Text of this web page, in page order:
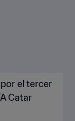
el tercer
Catar